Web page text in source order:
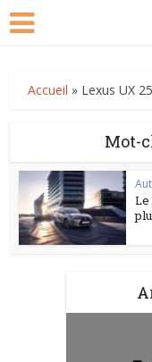
Accueil » Lexus UX
Mot-
Le